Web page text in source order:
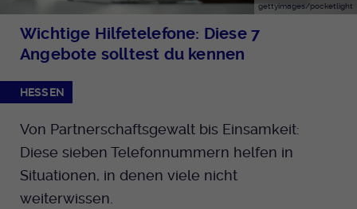
gettyimages/pocketlight
Wichtige Hilfetelefone: Diese 7
Angebote solltest du kennen
HESSEN
Von Partnerschaftsgewalt bis Einsamkeit:
Diese sieben Telefonnummern helfen in
Situationen, in denen viele nicht
weiterwissen.